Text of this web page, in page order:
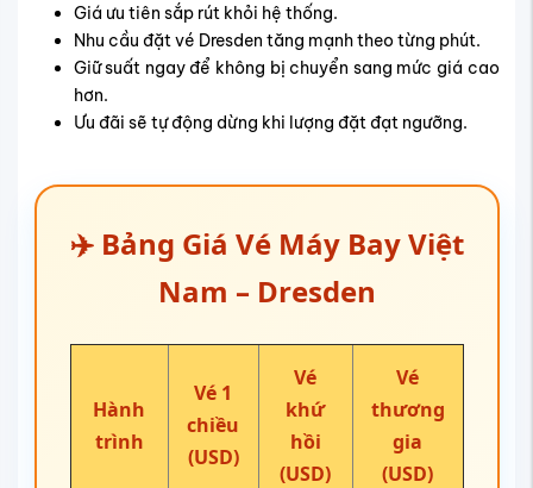
Giá ưu tiên sắp rút khỏi hệ thống.
Nhu cầu đặt vé Dresden tăng mạnh theo từng phút.
Giữ suất ngay để không bị chuyển sang mức giá cao
hơn.
Ưu đãi sẽ tự động dừng khi lượng đặt đạt ngưỡng.
✈️ Bảng Giá Vé Máy Bay Việt
Nam – Dresden
Hành
trình
Vé 1
chiều
(USD)
Vé
khứ
hồi
(USD)
Vé
thương
gia
(USD)